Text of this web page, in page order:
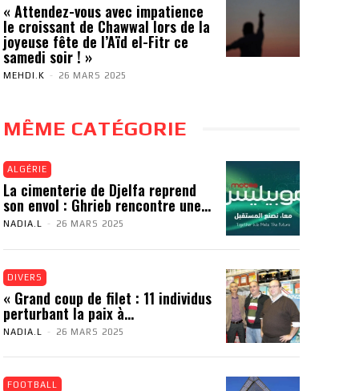
« Attendez-vous avec impatience
le croissant de Chawwal lors de la
joyeuse fête de l’Aïd el-Fitr ce
samedi soir ! »
MEHDI.K - 26 MARS 2025
MÊME CATÉGORIE
ALGÉRIE
La cimenterie de Djelfa reprend
son envol : Ghrieb rencontre une...
NADIA.L - 26 MARS 2025
DIVERS
« Grand coup de filet : 11 individus
perturbant la paix à...
NADIA.L - 26 MARS 2025
FOOTBALL